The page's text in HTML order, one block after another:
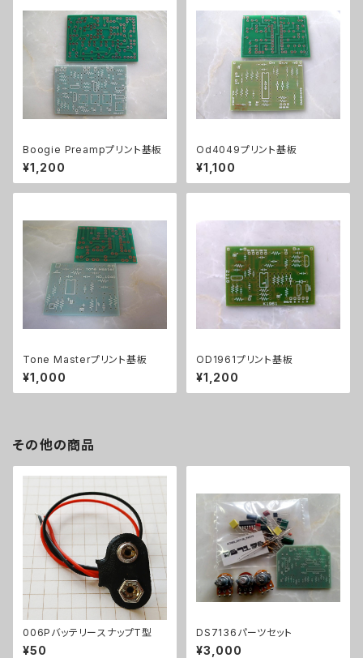
Boogie Preampプリント基板
¥1,200
Od4049プリント基板
¥1,100
Tone Masterプリント基板
¥1,000
OD1961プリント基板
¥1,200
その他の商品
006PバッテリースナップT型
¥50
DS7136パーツセット
¥3,000